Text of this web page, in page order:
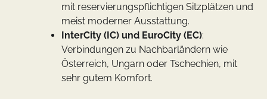
mit reservierungspflichtigen Sitzplätzen und
meist moderner Ausstattung.
InterCity (IC) und EuroCity (EC):
Verbindungen zu Nachbarländern wie
Österreich, Ungarn oder Tschechien, mit
sehr gutem Komfort.